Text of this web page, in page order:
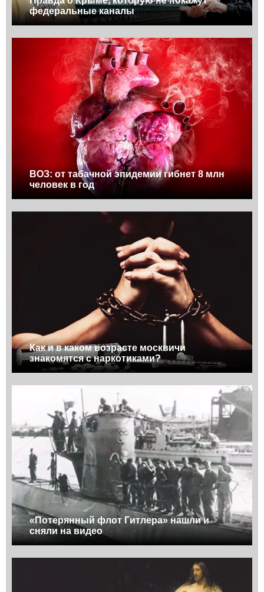
федеральные каналы
ВОЗ: от табачной эпидемии гибнет 8 млн
человек в год
Как и в каком возрасте москвичи
знакомятся с наркотиками?
«Потерянный флот Гитлера» нашли и
сняли на видео